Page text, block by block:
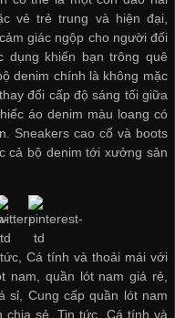
vẻ trẻ trung và hiện đại,
giác ngộp cho người đối
dụng khiến bạn trông quê
denim chính là không mặc
đổi cấp độ sáng tối giữa
áo denim màu loang có
Sneakers cao cổ và boots
cả bộ denim tớixưởng sản
Cá tính và thoải mái với
nam, quần lót nam giá rẻ,
sỉ
Cung cấp quần lót nam
chia sẻ ,Tin tức
Cá tính và